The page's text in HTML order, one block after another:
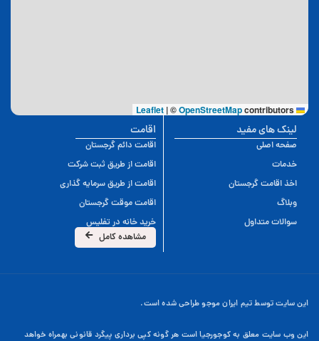
Leaflet
|©OpenStreetMapcontributors
اقامت
اقامت دائم گرجستان
اقامت از طریق ثبت شرکت
اقامت از طریق سرمایه گذاری
اقامت موقت گرجستان
خرید خانه در تفلیس
مشاهده کامل
لینک های مفید
صفحه اصلی
خدمات
اخذ اقامت گرجستان
وبلاگ
سوالات متداول
این سایت توسط تیم ایران موجو طراحی شده است.
این وب سایت معلق به کوجورجیا است هر گونه کپی برداری پیگرد قانونی بهمراه خواهد